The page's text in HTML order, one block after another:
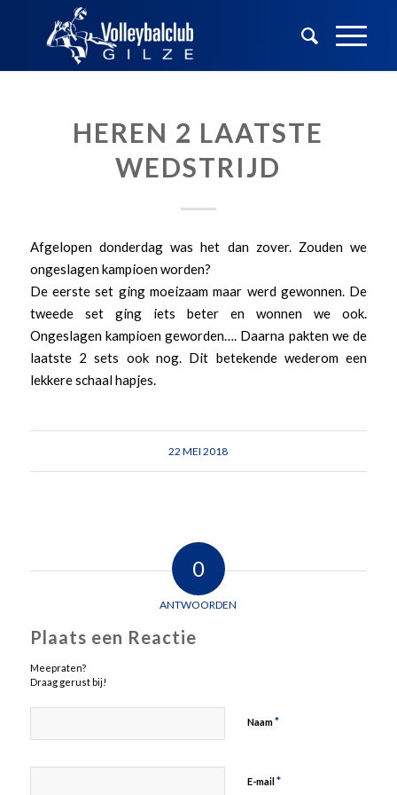
HEREN 2 LAATSTE
WEDSTRIJD
Afgelopen donderdag was het dan zover. Zouden we
ongeslagen kampioen worden?
De eerste set ging moeizaam maar werd gewonnen. De
tweede set ging iets beter en wonnen we ook.
Ongeslagen kampioen geworden…. Daarna pakten we de
laatste 2 sets ook nog. Dit betekende wederom een
lekkere schaal hapjes.
22 MEI 2018
0
ANTWOORDEN
Plaats een Reactie
Meepraten?
Draag gerust bij!
Naam*
E-mail *